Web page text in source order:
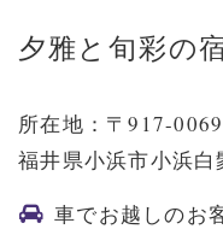
夕雅と旬彩の
所在地：〒917-0069
福井県小浜市小浜白
車でお越しのお